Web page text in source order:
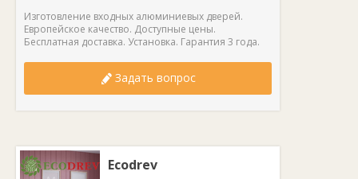
Изготовление входных алюминиевых дверей.
Европейское качество. Доступные цены.
Бесплатная доставка. Установка. Гарантия 3 года.
Задать вопрос
Ecodrev